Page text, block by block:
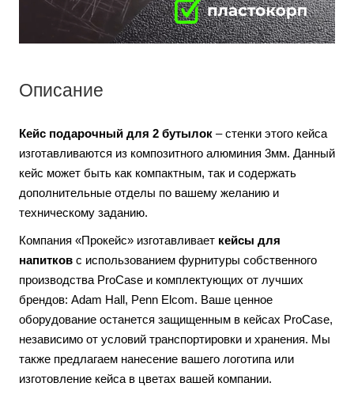
Описание
Кейс подарочный для 2 бутылок – стенки этого кейса
изготавливаются из композитного алюминия 3мм. Данный
кейс может быть как компактным, так и содержать
дополнительные отделы по вашему желанию и
техническому заданию.
Компания «Прокейс» изготавливает кейсы для
напитков с использованием фурнитуры собственного
производства ProCase и комплектующих от лучших
брендов: Adam Hall, Penn Elcom. Ваше ценное
оборудование останется защищенным в кейсах ProCase,
независимо от условий транспортировки и хранения. Мы
также предлагаем нанесение вашего логотипа или
изготовление кейса в цветах вашей компании.